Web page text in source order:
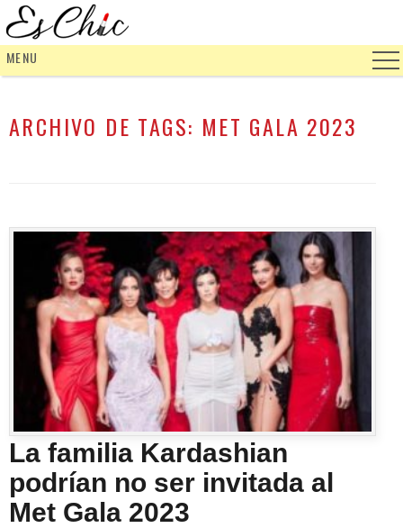
MENU
ARCHIVO DE TAGS: MET GALA 2023
La familia Kardashian
podrían no ser invitada al
Met Gala 2023